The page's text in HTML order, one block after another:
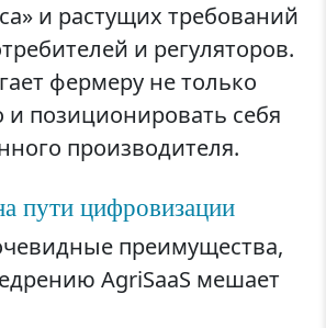
и растущих требований
и регуляторов.
фермеру не только
позиционировать себя
производителя.
пути цифровизации
преимущества,
AgriSaaS мешает